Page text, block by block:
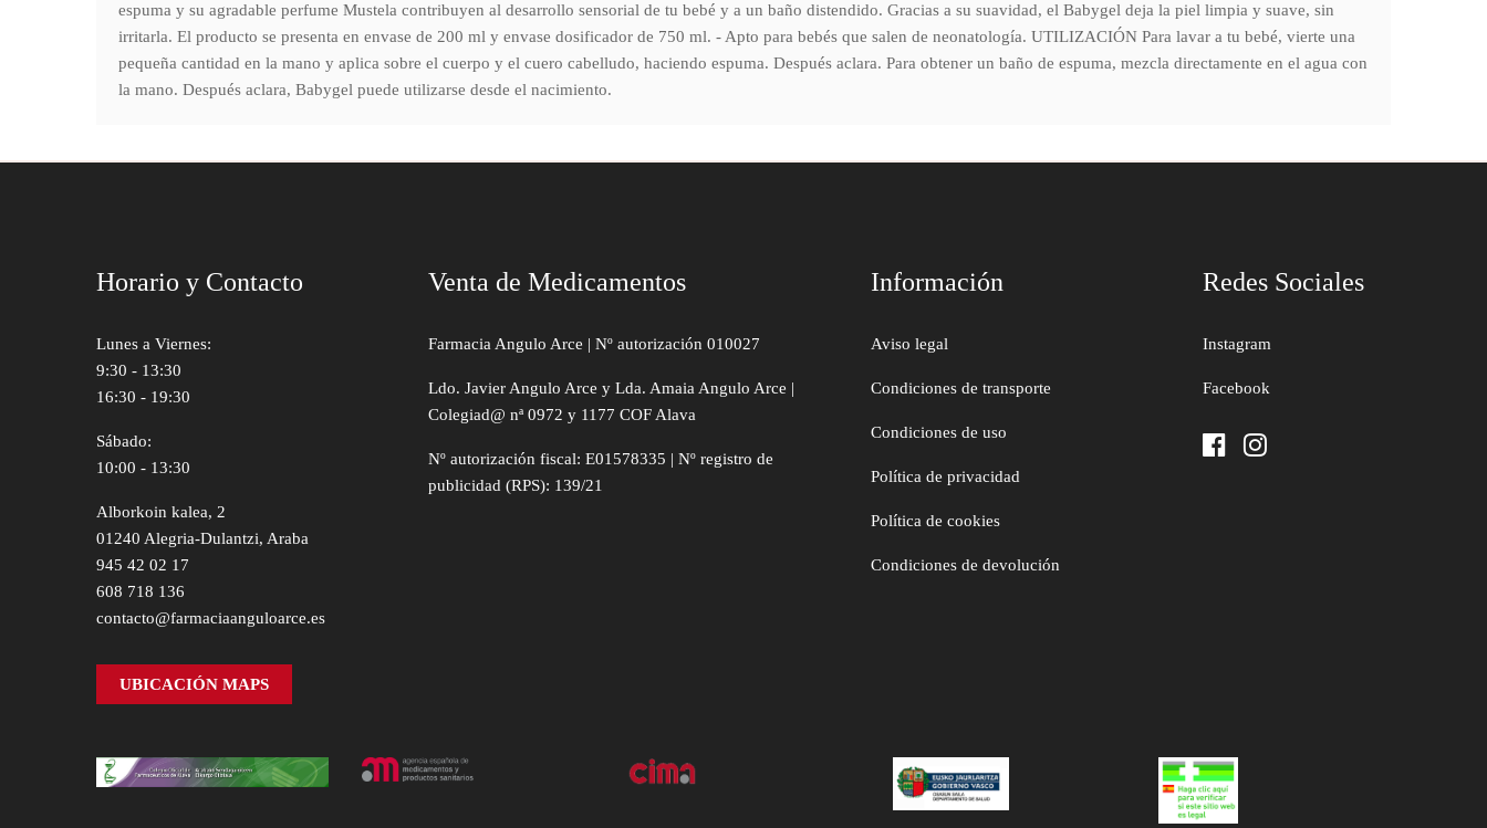
espuma y su agradable perfume Mustela contribuyen al desarrollo sensorial de tu bebé y a un baño distendido. Gracias a su suavidad, el Babygel deja la piel limpia y suave, sin
irritarla. El producto se presenta en envase de 200 ml y envase dosificador de 750 ml. - Apto para bebés que salen de neonatología. UTILIZACIÓN Para lavar a tu bebé, vierte una
pequeña cantidad en la mano y aplica sobre el cuerpo y el cuero cabelludo, haciendo espuma. Después aclara. Para obtener un baño de espuma, mezcla directamente en el agua con
la mano. Después aclara, Babygel puede utilizarse desde el nacimiento.
Horario y Contacto
Lunes a Viernes:
9:30 - 13:30
16:30 - 19:30
Sábado:
10:00 - 13:30
Alborkoin kalea, 2
01240 Alegria-Dulantzi, Araba
945 42 02 17
608 718 136
contacto@farmaciaanguloarce.es
UBICACIÓN MAPS
Venta de Medicamentos
Farmacia Angulo Arce | Nº autorización 010027
Ldo. Javier Angulo Arce y Lda. Amaia Angulo Arce |
Colegiad@ nª 0972 y 1177 COF Alava
Nº autorización fiscal: E01578335 | Nº registro de
publicidad (RPS): 139/21
Información
Aviso legal
Condiciones de transporte
Condiciones de uso
Política de privacidad
Política de cookies
Condiciones de devolución
Redes Sociales
Instagram
Facebook